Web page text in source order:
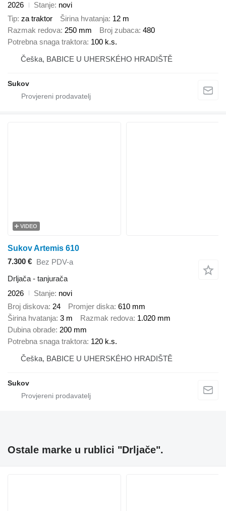
2026
Stanje novi
Tip za traktor Širina hvatanja 12 m
Razmak redova 250 mm Broj zubaca 480
Potrebna snaga traktora 100 k.s.
Češka, BABICE U UHERSKÉHO HRADIŠTĚ
Sukov
VIDEO
Sukov Artemis 610
7.300 €
Bez PDV-a
Drljača - tanjurača
2026
Stanje novi
Broj diskova 24 Promjer diska 610 mm
Širina hvatanja 3 m Razmak redova 1.020 mm
Dubina obrade 200 mm
Potrebna snaga traktora 120 k.s.
Češka, BABICE U UHERSKÉHO HRADIŠTĚ
Sukov
Ostale marke u rublici "Drljače".